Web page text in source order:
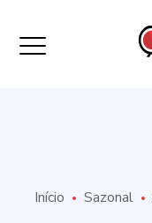
Início Sazonal